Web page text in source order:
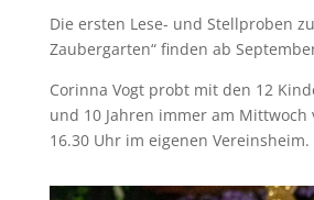
Die ersten Lese- und Stellproben
Zaubergarten“ finden ab
Corinna Vogt probt mit den 12
und 10 Jahren immer am Mittwoch
16.30 Uhr im eigenen Vereinsheim.